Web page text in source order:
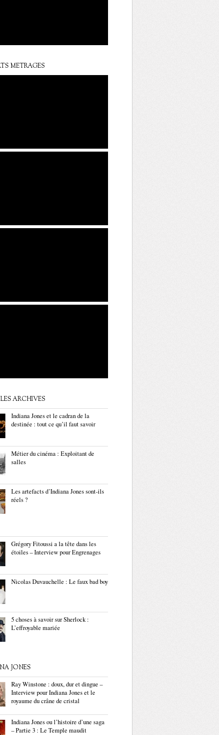
METRAGES
ARCHIVES
Indiana Jones et le cadran de la
destinée : tout ce qu’il faut savoir
Métier du cinéma : Exploitant de
salles
Les artefacts d’Indiana Jones sont-ils
réels ?
Grégory Fitoussi a la tête dans les
étoiles – Interview pour Engrenages
Nicolas Duvauchelle : Le faux bad boy
5 choses à savoir sur Sherlock :
L’effroyable mariée
JONES
Ray Winstone : doux, dur et dingue –
Interview pour Indiana Jones et le
royaume du crâne de cristal
Indiana Jones ou l’histoire d’une saga
– Partie 3 : Le Temple maudit